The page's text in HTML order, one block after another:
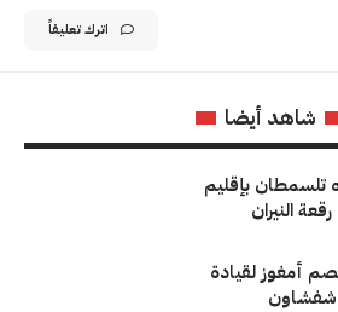
اترك تعليقاً
شاهد أيضا
تلسمطان بإقليم
النيران
أمغوز لقيادة
شفشاون